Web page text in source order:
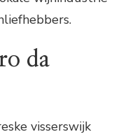
da
visserswijk